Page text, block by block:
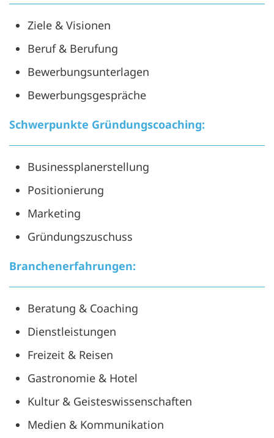
Ziele & Visionen
Beruf & Berufung
Bewerbungsunterlagen
Bewerbungsgespräche
Schwerpunkte Gründungscoaching:
Businessplanerstellung
Positionierung
Marketing
Gründungszuschuss
Branchenerfahrungen:
Beratung & Coaching
Dienstleistungen
Freizeit & Reisen
Gastronomie & Hotel
Kultur & Geisteswissenschaften
Medien & Kommunikation